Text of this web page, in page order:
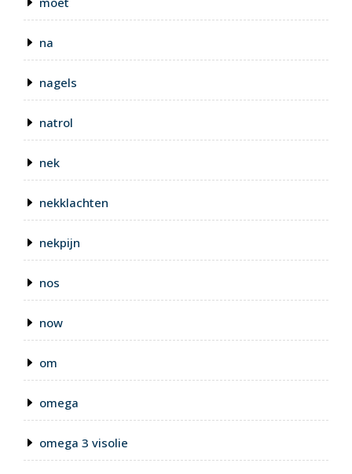
na
nagels
natrol
nek
nekklachten
nekpijn
nos
now
om
omega
omega 3 visolie